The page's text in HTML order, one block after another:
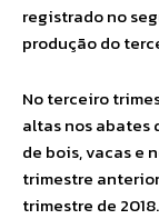
registrado no
produção do
No terceiro
altas nos abates
de bois, vacas e
trimestre
trimestre de 2018.